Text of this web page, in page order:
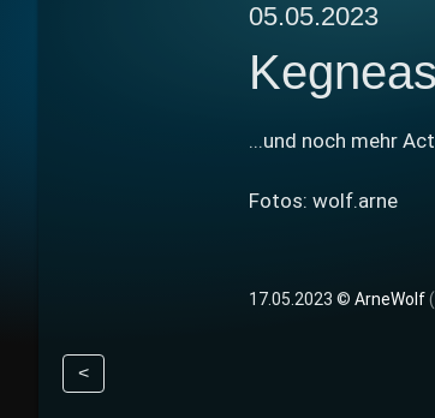
05.05.2023
Kegneas
...und noch mehr
Fotos: wolf.arne
17.05.2023 © ArneWolf
<